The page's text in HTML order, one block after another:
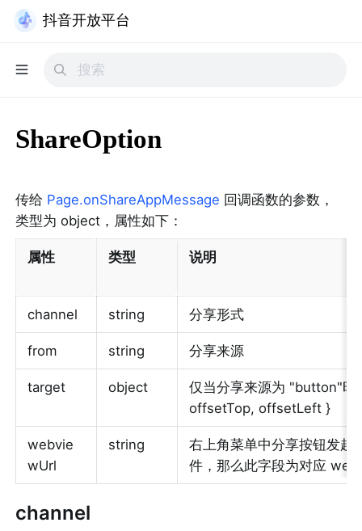
抖音开放平台
ShareOption
传给 Page.onShareAppMessage 回调函数的参数，
类型为 object，属性如下：
属性 类型 说明
channel string 分享形式
from string 分享来源
target object
仅当分享来源为 "button"
offsetTop, offsetLeft }
webvie
wUrl
string
右上角菜单中分享按钮发
件，那么此字段为对应
channel